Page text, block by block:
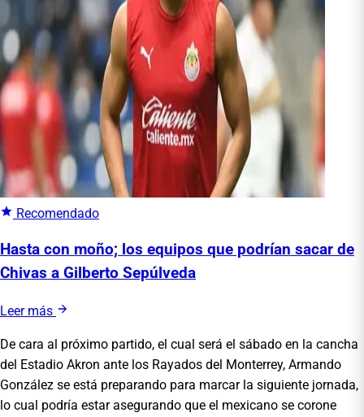
Recomendado
Hasta con moño; los equipos que podrían sacar de
Chivas a Gilberto Sepúlveda
Leer más
De cara al próximo partido, el cual será el sábado en la cancha
del Estadio Akron ante los Rayados del Monterrey, Armando
González se está preparando para marcar la siguiente jornada,
lo cual podría estar asegurando que el mexicano se corone